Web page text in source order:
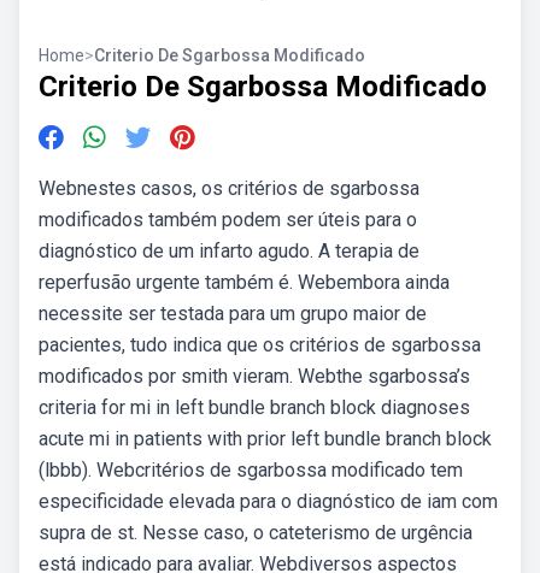
Home>Criterio De Sgarbossa Modificado
Criterio De Sgarbossa Modificado
Webnestes casos, os critérios de sgarbossa
modificados também podem ser úteis para o
diagnóstico de um infarto agudo. A terapia de
reperfusão urgente também é. Webembora ainda
necessite ser testada para um grupo maior de
pacientes, tudo indica que os critérios de sgarbossa
modificados por smith vieram. Webthe sgarbossa’s
criteria for mi in left bundle branch block diagnoses
acute mi in patients with prior left bundle branch block
(lbbb). Webcritérios de sgarbossa modificado tem
especificidade elevada para o diagnóstico de iam com
supra de st. Nesse caso, o cateterismo de urgência
está indicado para avaliar. Webdiversos aspectos